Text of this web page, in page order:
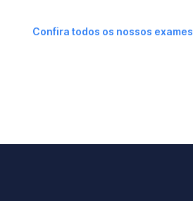
Confira todos os nossos exames